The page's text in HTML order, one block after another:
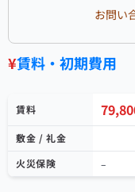
お問い
¥賃料・初期費用
賃料
敷金 / 礼金
火災保険
–